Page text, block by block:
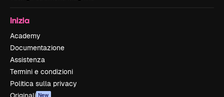
Inizia
Academy
Documentazione
Assistenza
Termini e condizioni
Politica sulla privacy
New